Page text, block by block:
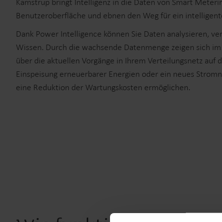
Benutzeroberfläche und ebnen den Weg für ein
Dank Power Intelligence können Sie Daten analysieren,
Wissen. Durch die wachsende Datenmenge zeigen sich
über die aktuellen Vorgänge in Ihrem Verteilungsnetz
Einspeisung erneuerbarer Energien oder ein neues
eine Reduktion der Wartungskosten ermöglichen.